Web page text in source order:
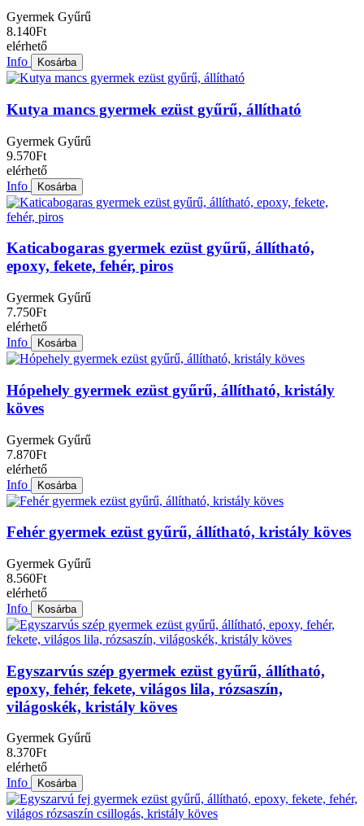
Gyermek Gyűrű
8.140Ft
elérhető
Info
Kosárba
Kutya mancs gyermek ezüst gyűrű, állítható
Gyermek Gyűrű
9.570Ft
elérhető
Info
Kosárba
Katicabogaras gyermek ezüst gyűrű, állítható,
epoxy, fekete, fehér, piros
Gyermek Gyűrű
7.750Ft
elérhető
Info
Kosárba
Hópehely gyermek ezüst gyűrű, állítható, kristály
köves
Gyermek Gyűrű
7.870Ft
elérhető
Info
Kosárba
Fehér gyermek ezüst gyűrű, állítható, kristály köves
Gyermek Gyűrű
8.560Ft
elérhető
Info
Kosárba
Egyszarvús szép gyermek ezüst gyűrű, állítható,
epoxy, fehér, fekete, világos lila, rózsaszín,
világoskék, kristály köves
Gyermek Gyűrű
8.370Ft
elérhető
Info
Kosárba